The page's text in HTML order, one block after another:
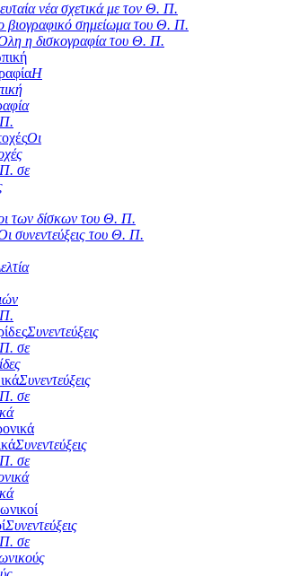
νέα σχετικά με τον Θ. Π.
βιογραφικό σημείωμα του Θ. Π.
η δισκογραφία του Θ. Π.
Η
Οι
σε
των δίσκων του Θ. Π.
συνεντεύξεις του Θ. Π.
Συνεντεύξεις
σε
Συνεντεύξεις
σε
Συνεντεύξεις
σε
Συνεντεύξεις
σε